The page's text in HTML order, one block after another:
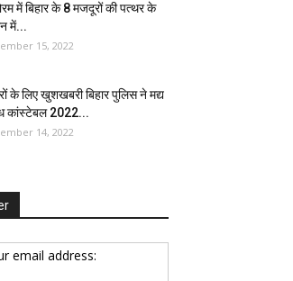
में बिहार के 8 मजदूरों की पत्थर के
में...
15, 2022
के लिए खुशखबरी बिहार पुलिस ने मद्य
कांस्टेबल 2022...
14, 2022
email address: